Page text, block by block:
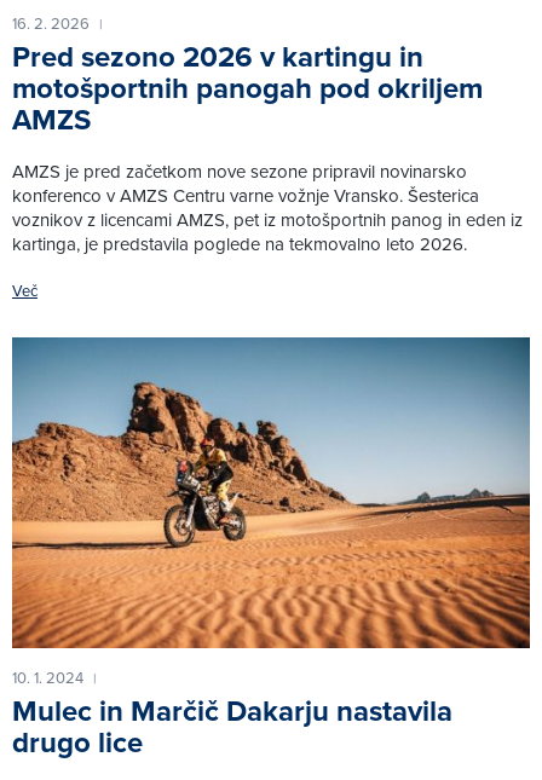
16. 2. 2026 |
Pred sezono 2026 v kartingu in
motošportnih panogah pod okriljem
AMZS
AMZS je pred začetkom nove sezone pripravil novinarsko
konferenco v AMZS Centru varne vožnje Vransko. Šesterica
voznikov z licencami AMZS, pet iz motošportnih panog in eden iz
kartinga, je predstavila poglede na tekmovalno leto 2026.
Več
10. 1. 2024 |
Mulec in Marčič Dakarju nastavila
drugo lice